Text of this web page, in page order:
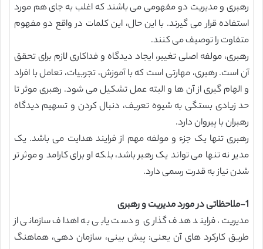
رهبری و مدیریت دو مفهومی می باشند که اغلب به جای هم مورد
استفاده قرار می گیرند. با این حال، این کلمات در واقع دو مفهوم
متفاوت را توصیف می کنند.
رهبری، مولفه اصلی تغییر، ایجاد دیدگاه و فداکاری لازم برای تحقق
آن است. رهبری، مهارتی است که با آموزش، تجربیات، تعامل با افراد
و الهام گیری از آن ها و البته عمل تشکیل می شود. رهبری موثر تا
حد زیادی بستگی به شیوه تعریف، دنبال کردن و تسهیم دیدگاه
رهبران با پیروان دارد.
رهبری تنها یک جزء و مولفه مهم از فرایند هدایت می باشد. یک
مدیر نه تنها می تواند یک رهبر باشد، بلکه او برای کارامد و موثر تر
شدن نیاز به قدرت رسمی دارد.
1-ملاحظاتی در مورد مدیریت و رهبری
مدیریت، فرایند هدف گذاری و دست یابی به اهداف سازمانی از
طریق کارکرد های آن یعنی: پیش بینی، سازمان دهی، هماهنگ